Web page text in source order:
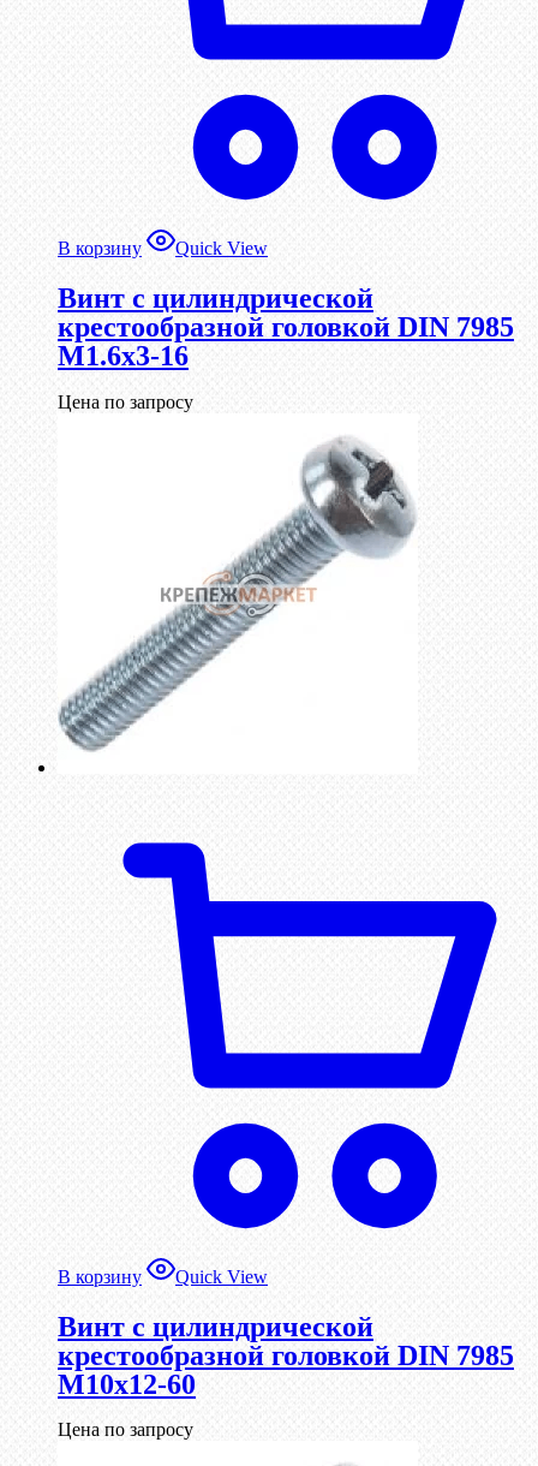
В корзину Quick View
Винт с цилиндрической
крестообразной головкой DIN 7985
М1.6х3-16
Цена по запросу
В корзину Quick View
Винт с цилиндрической
крестообразной головкой DIN 7985
М10х12-60
Цена по запросу